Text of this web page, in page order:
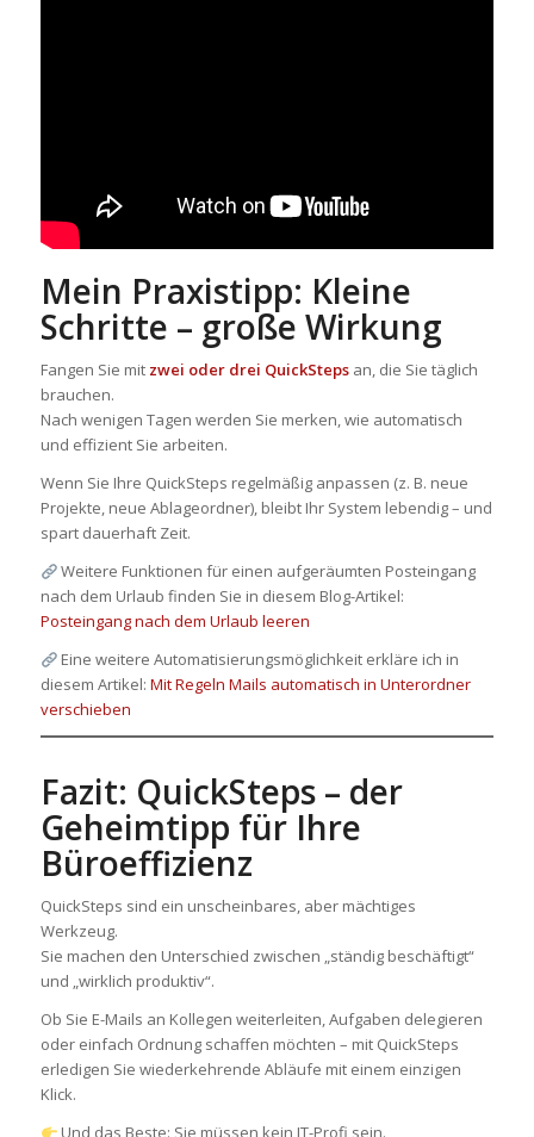
Mein Praxistipp: Kleine
Schritte – große Wirkung
Fangen Sie mit zwei oder drei QuickStepsan, die Sie täglich
brauchen.
Nach wenigen Tagen werden Sie merken, wie automatisch
und effizient Sie arbeiten.
Wenn Sie Ihre QuickSteps regelmäßig anpassen (z. B. neue
Projekte, neue Ablageordner), bleibt Ihr System lebendig – und
spart dauerhaft Zeit.
Weitere Funktionen für einen aufgeräumten Posteingang
nach dem Urlaub finden Sie in diesem Blog-Artikel:
Posteingang nach dem Urlaub leeren
Eine weitere Automatisierungsmöglichkeit erkläre ich in
diesem Artikel: Mit Regeln Mails automatisch in Unterordner
verschieben
Fazit: QuickSteps – der
Geheimtipp für Ihre
Büroeffizienz
QuickSteps sind ein unscheinbares, aber mächtiges
Werkzeug.
Sie machen den Unterschied zwischen „ständig beschäftigt“
und „wirklich produktiv“.
Ob Sie E-Mails an Kollegen weiterleiten, Aufgaben delegieren
oder einfach Ordnung schaffen möchten – mit QuickSteps
erledigen Sie wiederkehrende Abläufe mit einem einzigen
Klick.